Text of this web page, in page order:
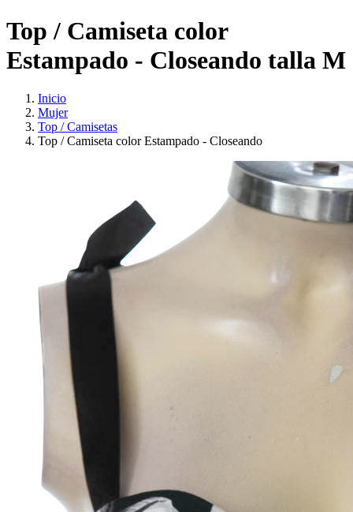
Top / Camiseta color
Estampado - Closeando talla M
Inicio
Mujer
Top / Camisetas
Top / Camiseta color Estampado - Closeando